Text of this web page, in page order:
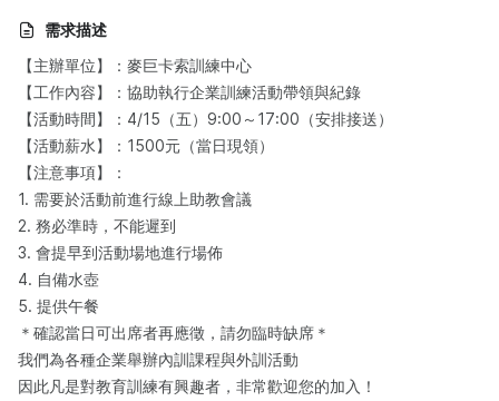
需求描述
【主辦單位】：麥巨卡索訓練中心
【工作內容】：協助執行企業訓練活動帶領與紀錄
【活動時間】：4/15（五）9:00～17:00（安排接送）
【活動薪水】：1500元（當日現領）
【注意事項】：
1. 需要於活動前進行線上助教會議
2. 務必準時，不能遲到
3. 會提早到活動場地進行場佈
4. 自備水壺
5. 提供午餐
＊確認當日可出席者再應徵，請勿臨時缺席＊
我們為各種企業舉辦內訓課程與外訓活動
因此凡是對教育訓練有興趣者，非常歡迎您的加入！